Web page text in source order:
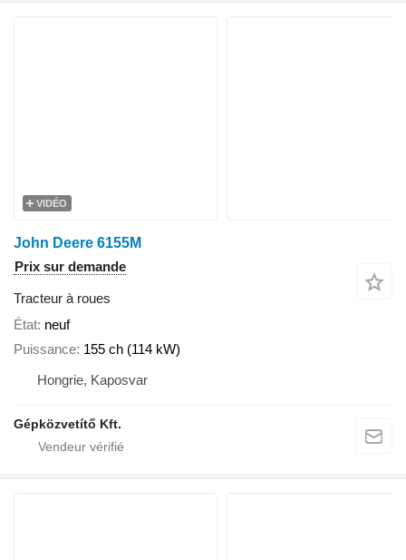
VIDÉO
John Deere 6155M
Prix sur demande
Tracteur à roues
État neuf
Puissance 155 ch (114 kW)
Hongrie, Kaposvar
Gépközvetítő Kft.